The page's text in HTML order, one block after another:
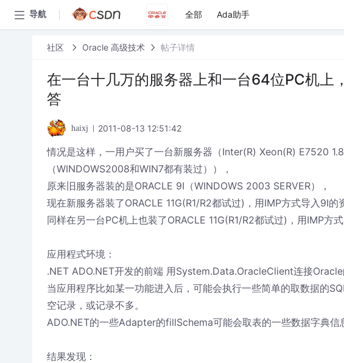
导航 全部 Ada助手
社区 Oracle 高级技术 帖子详情
在一台十几万的服务器上和一台64位PC机上
答
haixj 2011-08-13 12:51:42
情况是这样，一用户买了一台新服务器（Inter(R) Xeon(R) E7520
（WINDOWS2008和WIN7都有装过）），
原来旧服务器装的是ORACLE 9I（WINDOWS 2003 SERVER），
现在新服务器装了ORACLE 11G(R1/R2都试过)，用IMP方式导入9I的
同样在另一台PC机上也装了ORACLE 11G(R1/R2都试过)，用IMP方
应用程式环境：
.NET ADO.NET开发的前端 用System.Data.OracleClient连接Oracle
当应用程序比如某一功能进入后，可能会执行一些简单的取数据的
空记录，或记录不多。
ADO.NET的一些Adapter的fillSchema可能会取表的一些数据字典信
结果发现：